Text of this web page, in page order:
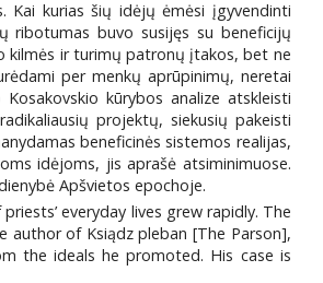
Kai kurias šių idėjų ėmėsi įgyvendinti
ribotumas buvo susijęs su beneficijų
kilmės ir turimų patronų įtakos, bet ne
per menkų aprūpinimų, neretai
kūrybos analize atskleisti
projektų, siekusių pakeisti
beneficinės sistemos realijas,
idėjoms, jis aprašė atsiminimuose.
Apšvietos epochoje.
everyday lives grew rapidly. The
author of Ksiądz pleban [The Parson],
the ideals he promoted. His case is